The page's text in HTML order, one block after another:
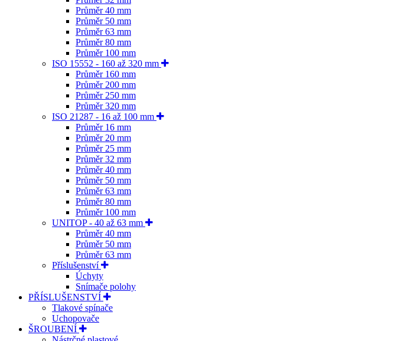
Průměr 40 mm
Průměr 50 mm
Průměr 63 mm
Průměr 80 mm
Průměr 100 mm
ISO 15552 - 160 až 320 mm
Průměr 160 mm
Průměr 200 mm
Průměr 250 mm
Průměr 320 mm
ISO 21287 - 16 až 100 mm
Průměr 16 mm
Průměr 20 mm
Průměr 25 mm
Průměr 32 mm
Průměr 40 mm
Průměr 50 mm
Průměr 63 mm
Průměr 80 mm
Průměr 100 mm
UNITOP - 40 až 63 mm
Průměr 40 mm
Průměr 50 mm
Průměr 63 mm
Příslušenství
Úchyty
Snímače polohy
PŘÍSLUŠENSTVÍ
Tlakové spínače
Uchopovače
ŠROUBENÍ